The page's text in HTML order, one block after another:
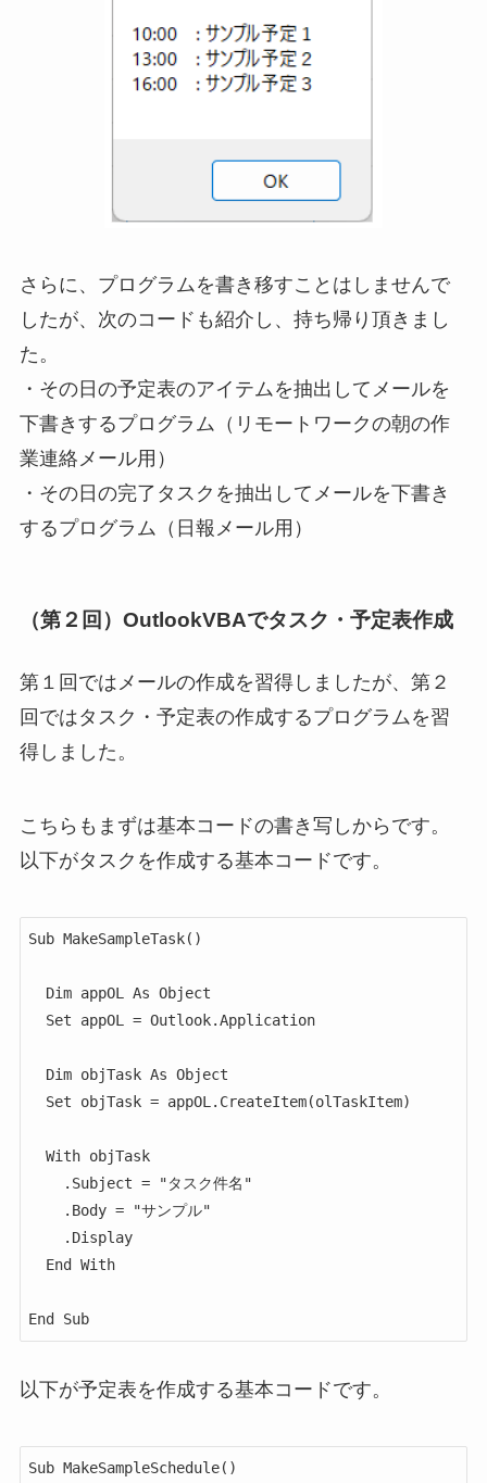
さらに、プログラムを書き移すことはしませんで
したが、次のコードも紹介し、持ち帰り頂きまし
た。
・その日の予定表のアイテムを抽出してメールを
下書きするプログラム（リモートワークの朝の作
業連絡メール用）
・その日の完了タスクを抽出してメールを下書き
するプログラム（日報メール用）
（第２回）OutlookVBAでタスク・予定表作成
第１回ではメールの作成を習得しましたが、第２
回ではタスク・予定表の作成するプログラムを習
得しました。
こちらもまずは基本コードの書き写しからです。
以下がタスクを作成する基本コードです。
Sub MakeSampleTask()
End Sub
以下が予定表を作成する基本コードです。
Sub MakeSampleSchedule()